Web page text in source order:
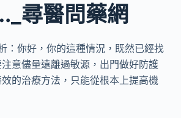
尋醫問藥網
：你好，你的這種情況，既然已經找
意儘量遠離過敏源，出門做好防護
的治療方法，只能從根本上提高機